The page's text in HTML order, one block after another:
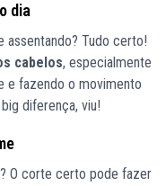
dia
assentando? Tudo certo!
cabelos, especialmente
e fazendo o movimento
diferença, viu!
O corte certo pode fazer